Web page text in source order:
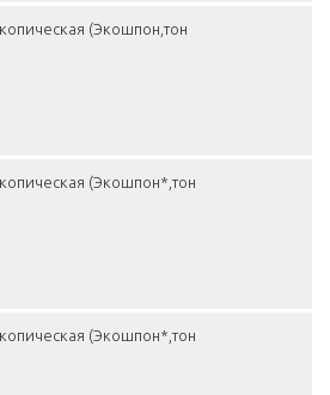
(Экошпон,тон
(Экошпон*,тон
(Экошпон*,тон